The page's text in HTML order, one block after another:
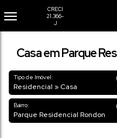
Casa em Parque
Tipo de Imóvel:
Residencial » Casa
Bairro:
Parque Residencial Rondon